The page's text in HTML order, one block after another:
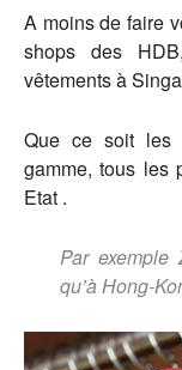
A moins de faire
shops des
vêtements à
Que ce soit les
gamme, tous les
Etat .
Par
qu’à Hong-